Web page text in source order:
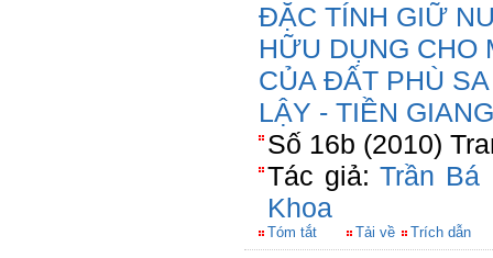
ĐẶC TÍNH GIỮ
HỮU DỤNG CHO
CỦA ĐẤT PHÙ
LẬY - TIỀN GIANG
Số 16b (2010)
Tác giả:Trần Bá
Khoa
Tóm tắt Tải về Trích dẫn